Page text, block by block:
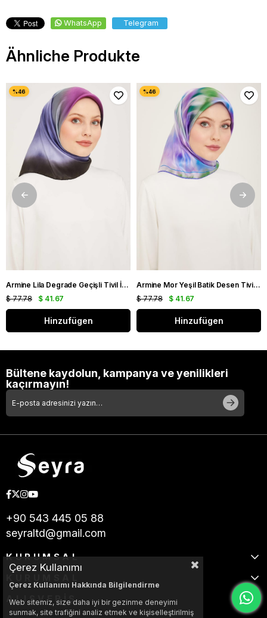
WhatsApp Telegram
Ähnliche Produkte
Armine Lila Degrade Geçişli Tivil İpek Eşarp 9051 - 59
$ 41.67
$ 77.78
Hinzufügen
Armine Mor Yeşil Batik Desen Tivil İpek Eşarp 9136 - 50
$ 41.67
$ 77.78
Hinzufügen
Bültene kaydolun, kampanya ve yenilikleri
kaçırmayın!
+90 543 445 05 88
seyraltd@gmail.com
KURUMSAL
ALIŞVERİŞ
Çerez Kullanımı
Çerez Kullanımı Hakkında Bilgilendirme
Web sitemiz, size daha iyi bir gezinme deneyimi
sunmak, site trafiğini analiz etmek ve kişiselleştirilmiş